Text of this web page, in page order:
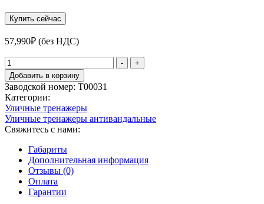
Купить сейчас
57,990₽ (без НДС)
Количество
товара
Тренажер
уличный
"Вело\степпер"
-
+
Добавить в корзину
Заводской номер: Т00031
Категории:
Уличные тренажеры
Уличные тренажеры антивандальныe
Свяжитесь с нами:
Габариты
Дополнительная информация
Отзывы (0)
Оплата
Гарантии